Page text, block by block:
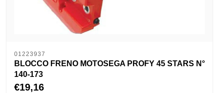
01223937
BLOCCO FRENO MOTOSEGA PROFY 45 STARS N°
140-173
€19,16